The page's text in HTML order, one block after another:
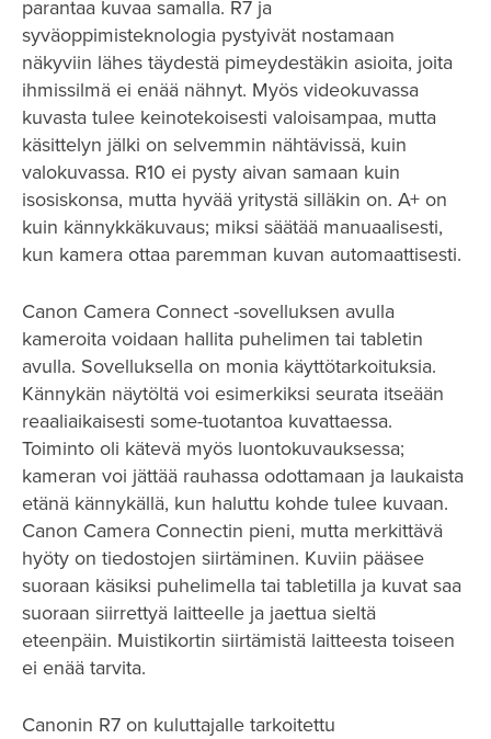
parantaa kuvaa samalla. R7 ja
syväoppimisteknologia pystyivät nostamaan
näkyviin lähes täydestä pimeydestäkin asioita, joita
ihmissilmä ei enää nähnyt. Myös videokuvassa
kuvasta tulee keinotekoisesti valoisampaa, mutta
käsittelyn jälki on selvemmin nähtävissä, kuin
valokuvassa. R10 ei pysty aivan samaan kuin
isosiskonsa, mutta hyvää yritystä silläkin on. A+ on
kuin kännykkäkuvaus; miksi säätää manuaalisesti,
kun kamera ottaa paremman kuvan automaattisesti.
Canon Camera Connect -sovelluksen avulla
kameroita voidaan hallita puhelimen tai tabletin
avulla. Sovelluksella on monia käyttötarkoituksia.
Kännykän näytöltä voi esimerkiksi seurata itseään
reaaliaikaisesti some-tuotantoa kuvattaessa.
Toiminto oli kätevä myös luontokuvauksessa;
kameran voi jättää rauhassa odottamaan ja laukaista
etänä kännykällä, kun haluttu kohde tulee kuvaan.
Canon Camera Connectin pieni, mutta merkittävä
hyöty on tiedostojen siirtäminen. Kuviin pääsee
suoraan käsiksi puhelimella tai tabletilla ja kuvat saa
suoraan siirrettyä laitteelle ja jaettua sieltä
eteenpäin. Muistikortin siirtämistä laitteesta toiseen
ei enää tarvita.
Canonin R7 on kuluttajalle tarkoitettu